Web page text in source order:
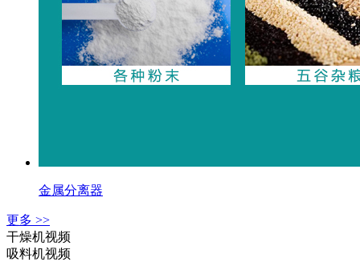
金属分离器
更多 >>
干燥机视频
吸料机视频